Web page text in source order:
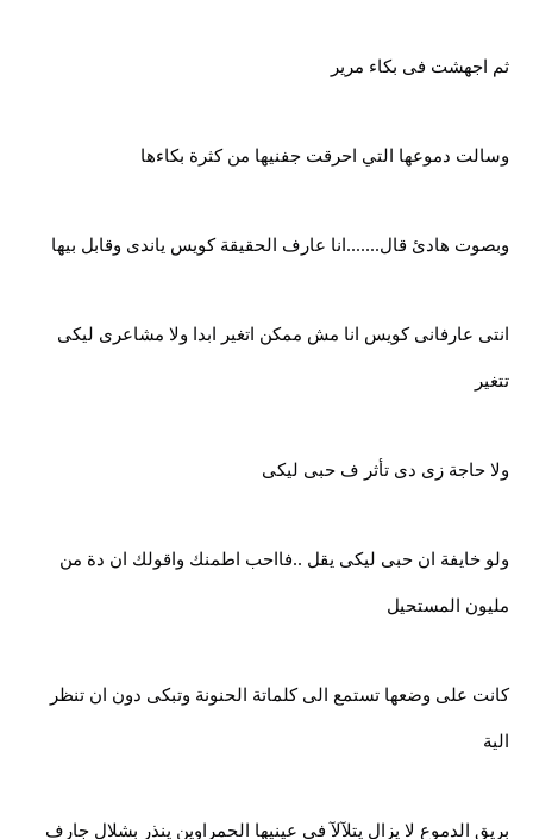
ثم اجهشت فى بكاء مرير
وسالت دموعها التي احرقت جفنيها من كثرة بكاءها
وبصوت هادئ قال.......انا عارف الحقيقة كويس ياندى وقابل بيها
انتى عارفانى كويس انا مش ممكن اتغير ابدا ولا مشاعرى ليكى
تتغير
ولا حاجة زى دى تأثر ف حبى ليكى
ولو خايفة ان حبى ليكى يقل ..فااحب اطمنك واقولك ان دة من
مليون المستحيل
كانت على وضعها تستمع الى كلماتة الحنونة وتبكى دون ان تنظر
الية
بريق الدموع لا يزال يتلآلآ فى عينيها الحمراوين ينذر بشلال جارف